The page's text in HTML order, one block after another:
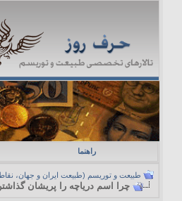
راهنما
طبیعت و توریسم (طبیعت ایران و جهان،
چرا اسم دریاچه را پریشان